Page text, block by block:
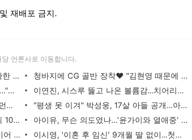
재배포 금지.
당 언론사로 이동합니다.
안지현, 美친 골반 무빙…심판보다 정확한 그녀의 라인
청바지에 CG 골반 장착♥ "김현영 때문에 집중 안 돼"
'4억 몸매' 이주은, 상의 탈의 퍼포먼스…"팬심 홈런"
이연진, 시스루 뚫고 나온 볼륨감...치어리더 최강 피지컬 입증
치어리더 김도아, 셔츠 벗고 혀끝 퍼포먼스…야구장 술렁
"평생 못 이겨" 박성웅, 17살 아들 공개…아빠 '신세계' 시절 판박이 [엑's 이슈]
[공식] 불참 멤버 없다…블랙핑크, '데뷔 10주년' 전원 참석
아이유, 무슨 의도였나…'윤가이와 열애중' 장기하 BGM에 의견분분 [엑's 이슈]
'연예인 개미'도 물렸다...홍진경·미자 이어 랄랄, 하이닉스 하락에 참담 "주식은 금기어" [엑's
이시영, '이혼 후 임신' 9개월 딸 없이...첫째와 한 달 캐나다 떠났다 "내년엔 같이" [엑's 이슈]